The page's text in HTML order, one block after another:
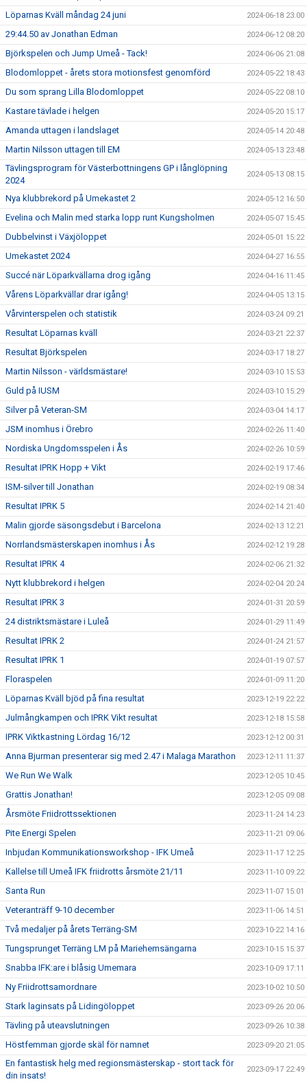
Löparnas Kväll måndag 24 juni 2024-06-18 23:00
29:44.50 av Jonathan Edman 2024-06-12 08:20
Björkspelen och Jump Umeå - Tack! 2024-06-06 21:08
Blodomloppet - årets stora motionsfest genomförd 2024-05-22 18:43
Du som sprang Lilla Blodomloppet 2024-05-22 08:10
Kastare tävlade i helgen 2024-05-20 15:17
Amanda uttagen i landslaget 2024-05-14 20:48
Martin Nilsson uttagen till EM 2024-05-13 23:48
Tävlingsprogram för Västerbottningens GP i långlöpning
2024
2024-05-13 08:15
Nya klubbrekord på Umekastet 2 2024-05-12 16:50
Evelina och Malin med starka lopp runt Kungsholmen 2024-05-07 15:45
Dubbelvinst i Växjöloppet 2024-05-01 15:22
Umekastet 2024 2024-04-27 16:55
Succé när Löparkvällarna drog igång 2024-04-16 11:45
Vårens Löparkvällar drar igång! 2024-04-05 13:15
Vårvinterspelen och statistik 2024-03-24 09:21
Resultat Löparnas kväll 2024-03-21 22:37
Resultat Björkspelen 2024-03-17 18:27
Martin Nilsson - världsmästare! 2024-03-10 15:53
Guld på IUSM 2024-03-10 15:29
Silver på Veteran-SM 2024-03-04 14:17
JSM inomhus i Örebro 2024-02-26 11:40
Nordiska Ungdomsspelen i Ås 2024-02-26 10:59
Resultat IPRK Hopp + Vikt 2024-02-19 17:46
ISM-silver till Jonathan 2024-02-19 08:34
Resultat IPRK 5 2024-02-14 21:40
Malin gjorde säsongsdebut i Barcelona 2024-02-13 12:21
Norrlandsmästerskapen inomhus i Ås 2024-02-12 19:28
Resultat IPRK 4 2024-02-06 21:32
Nytt klubbrekord i helgen 2024-02-04 20:24
Resultat IPRK 3 2024-01-31 20:59
24 distriktsmästare i Luleå 2024-01-29 11:49
Resultat IPRK 2 2024-01-24 21:57
Resultat IPRK 1 2024-01-19 07:57
Floraspelen 2024-01-09 11:20
Löparnas Kväll bjöd på fina resultat 2023-12-19 22:22
Julmångkampen och IPRK Vikt resultat 2023-12-18 15:58
IPRK Viktkastning Lördag 16/12 2023-12-12 00:31
Anna Bjurman presenterar sig med 2.47 i Malaga Marathon 2023-12-11 11:37
We Run We Walk 2023-12-05 10:45
Grattis Jonathan! 2023-12-05 09:08
Årsmöte Friidrottssektionen 2023-11-24 14:23
Pite Energi Spelen 2023-11-21 09:06
Inbjudan Kommunikationsworkshop - IFK Umeå 2023-11-17 12:25
Kallelse till Umeå IFK friidrotts årsmöte 21/11 2023-11-10 09:22
Santa Run 2023-11-07 15:01
Veteranträff 9-10 december 2023-11-06 14:51
Två medaljer på årets Terräng-SM 2023-10-22 14:16
Tungsprunget Terräng LM på Mariehemsängarna 2023-10-15 15:37
Snabba IFK:are i blåsig Umemara 2023-10-09 17:11
Ny Friidrottsamordnare 2023-10-02 10:50
Stark laginsats på Lidingöloppet 2023-09-26 20:06
Tävling på uteavslutningen 2023-09-26 10:38
Höstfemman gjorde skäl för namnet 2023-09-20 21:05
En fantastisk helg med regionsmästerskap - stort tack för
din insats!
2023-09-17 22:49